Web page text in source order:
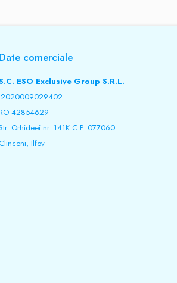
Date comerciale
ESO Exclusive Group S.R.L.
42854629
Orhideei nr. 141K C.P. 077060
Clinceni, Ilfov